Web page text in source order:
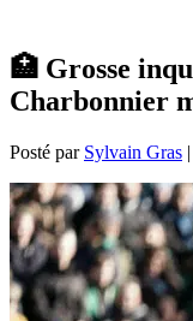
🏥 Grosse
Charbonnier
Posté par Sylvain Gras |